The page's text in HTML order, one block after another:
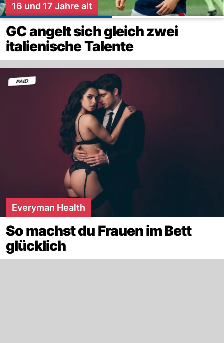
16 und 17 Jahre alt
GC angelt sich gleich zwei
italienische Talente
Everyman Health
So machst du Frauen im Bett
glücklich